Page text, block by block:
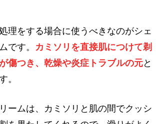
理をする場合に使うべきなのがシェ
です。 カミソリを直接肌につけて剃
傷つき、乾燥や炎症トラブルの元と
。
ームは、カミソリと肌の間でクッシ